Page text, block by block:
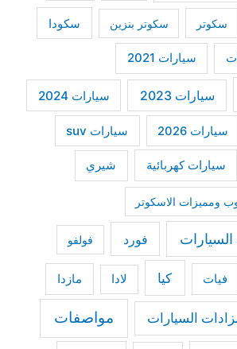
سكوتر سكوتر بنزين سكودا
سيارات 2021
سيارات 2023 سيارات 2024
سيارات 2026 سيارات suv
سيارات كهربائية شيري
ومميزات الاسكوتر
فورد فولفو
فيات كيا لادا مازدا
السيارات مواصفات